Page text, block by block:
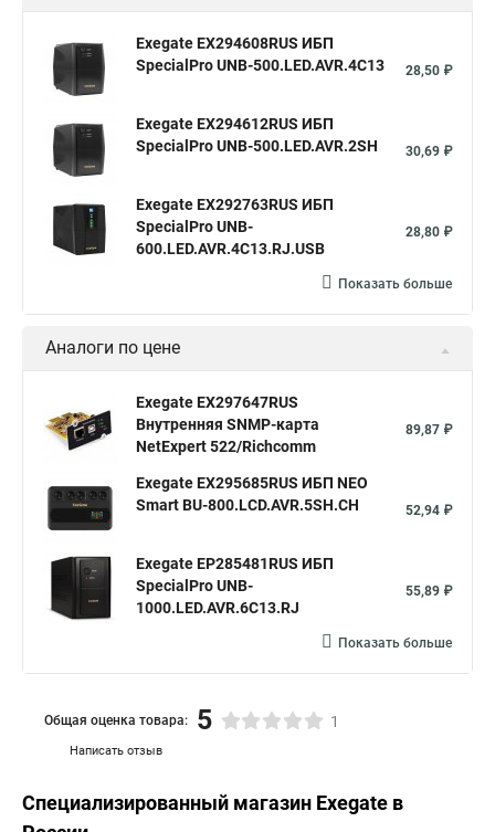
Exegate EX294608RUS ИБП
SpecialPro UNB-500.LED.AVR.4C13
28,50 ₽
Exegate EX294612RUS ИБП
SpecialPro UNB-500.LED.AVR.2SH
30,69 ₽
Exegate EX292763RUS ИБП
SpecialPro UNB-
600.LED.AVR.4C13.RJ.USB
28,80 ₽
Показать больше
Аналоги по цене
Exegate EX297647RUS
Внутренняя SNMP-карта
NetExpert 522/Richcomm
89,87 ₽
Exegate EX295685RUS ИБП NEO
Smart BU-800.LCD.AVR.5SH.CH
52,94 ₽
Exegate EP285481RUS ИБП
SpecialPro UNB-
1000.LED.AVR.6C13.RJ
55,89 ₽
Показать больше
Написать отзыв
Общая оценка товара: 5 1
Специализированный магазин Exegate в